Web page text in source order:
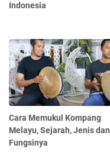
Indonesia
Cara Memukul Kompang
Melayu, Sejarah, Jenis dan
Fungsinya